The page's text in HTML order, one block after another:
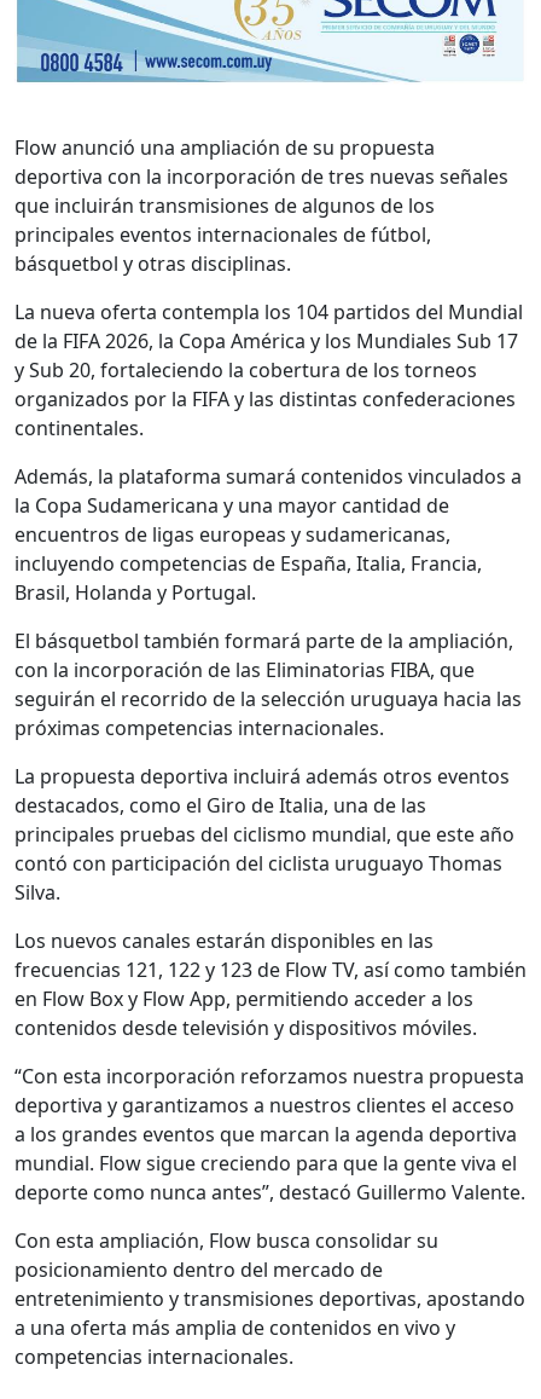
Flow anunció una ampliación de su propuesta
deportiva con la incorporación de tres nuevas señales
que incluirán transmisiones de algunos de los
principales eventos internacionales de fútbol,
básquetbol y otras disciplinas.
La nueva oferta contempla los 104 partidos del Mundial
de la FIFA 2026, la Copa América y los Mundiales Sub 17
y Sub 20, fortaleciendo la cobertura de los torneos
organizados por la FIFA y las distintas confederaciones
continentales.
Además, la plataforma sumará contenidos vinculados a
la Copa Sudamericana y una mayor cantidad de
encuentros de ligas europeas y sudamericanas,
incluyendo competencias de España, Italia, Francia,
Brasil, Holanda y Portugal.
El básquetbol también formará parte de la ampliación,
con la incorporación de las Eliminatorias FIBA, que
seguirán el recorrido de la selección uruguaya hacia las
próximas competencias internacionales.
La propuesta deportiva incluirá además otros eventos
destacados, como el Giro de Italia, una de las
principales pruebas del ciclismo mundial, que este año
contó con participación del ciclista uruguayo Thomas
Silva.
Los nuevos canales estarán disponibles en las
frecuencias 121, 122 y 123 de Flow TV, así como también
en Flow Box y Flow App, permitiendo acceder a los
contenidos desde televisión y dispositivos móviles.
“Con esta incorporación reforzamos nuestra propuesta
deportiva y garantizamos a nuestros clientes el acceso
a los grandes eventos que marcan la agenda deportiva
mundial. Flow sigue creciendo para que la gente viva el
deporte como nunca antes”, destacó Guillermo Valente.
Con esta ampliación, Flow busca consolidar su
posicionamiento dentro del mercado de
entretenimiento y transmisiones deportivas, apostando
a una oferta más amplia de contenidos en vivo y
competencias internacionales.